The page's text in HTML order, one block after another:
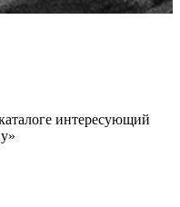
интересующий